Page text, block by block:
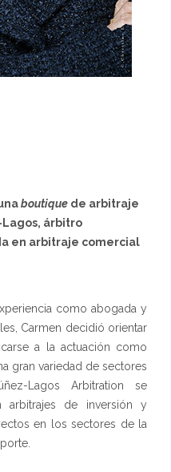
boutique de arbitraje
árbitro
en arbitraje comercial
como abogada y
Carmen decidió orientar
a la actuación como
gran variedad de sectores
Lagos Arbitration se
arbitrajes de inversión y
en los sectores de la